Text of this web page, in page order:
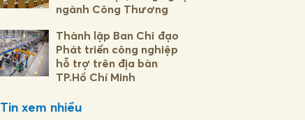
ngành Công Thương
Thành lập Ban Chỉ đạo
Phát triển công nghiệp
hỗ trợ trên địa bàn
TP.Hồ Chí Minh
Tin xem nhiều